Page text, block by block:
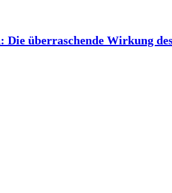
Die überraschende Wirkung